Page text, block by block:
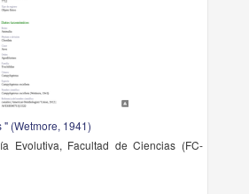
(Wetmore, 1941)
Evolutiva, Facultad de Ciencias (FC-